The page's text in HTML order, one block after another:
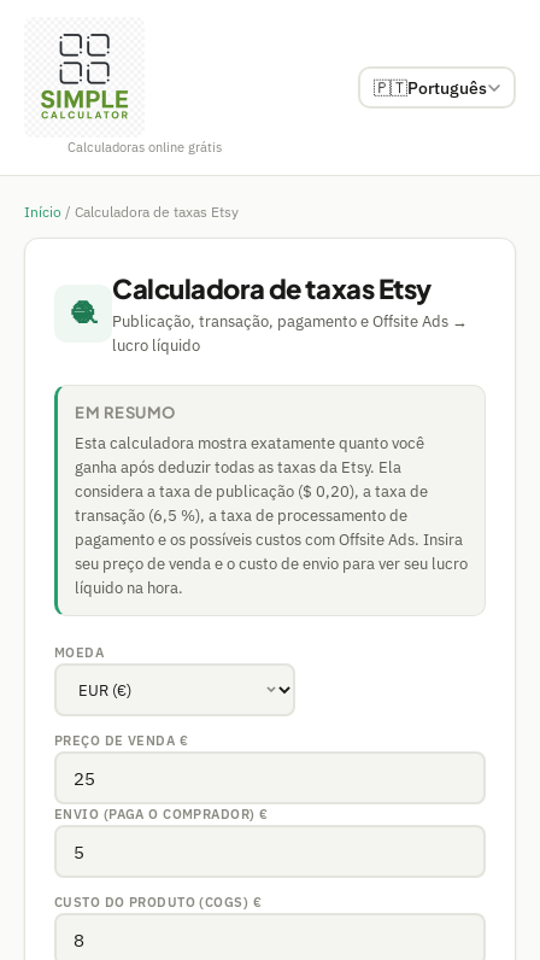
Calculadoras online grátis
🇵🇹Português
Início / Calculadora de taxas Etsy
🧶
Calculadora de taxas Etsy
Publicação, transação, pagamento e Offsite Ads →
lucro líquido
EM RESUMO
Esta calculadora mostra exatamente quanto você
ganha após deduzir todas as taxas da Etsy. Ela
considera a taxa de publicação ($ 0,20), a taxa de
transação (6,5 %), a taxa de processamento de
pagamento e os possíveis custos com Offsite Ads. Insira
seu preço de venda e o custo de envio para ver seu lucro
líquido na hora.
MOEDA
PREÇO DE VENDA €
ENVIO (PAGA O COMPRADOR)€
CUSTO DO PRODUTO (COGS) €